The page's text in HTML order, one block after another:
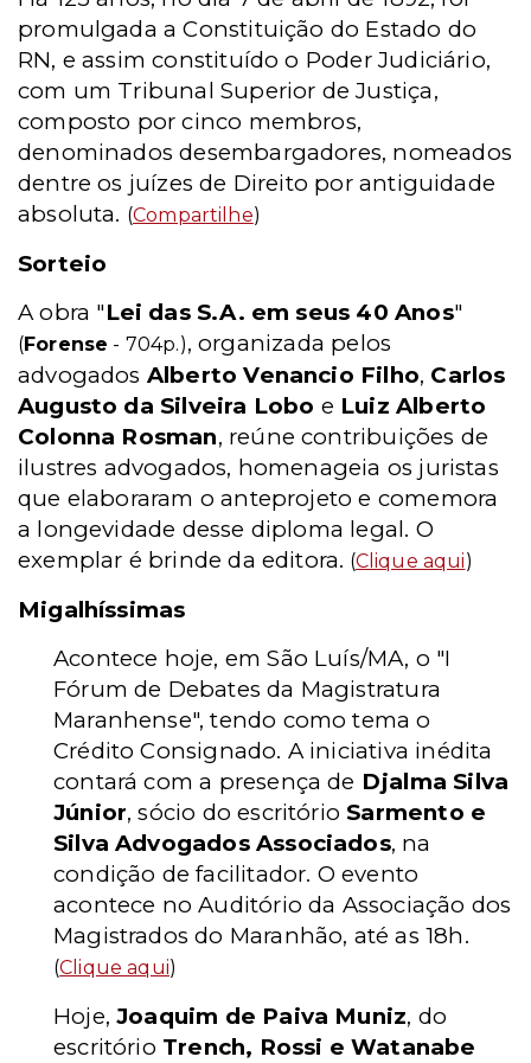
promulgada a Constituição do Estado do
RN, e assim constituído o Poder Judiciário,
com um Tribunal Superior de Justiça,
composto por cinco membros,
denominados desembargadores, nomeados
dentre os juízes de Direito por antiguidade
absoluta. (Compartilhe)
Sorteio
A obra "Lei das S.A. em seus 40 Anos"
(Forense - 704p.), organizada pelos
advogados Alberto Venancio Filho, Carlos
Augusto da Silveira Lobo e Luiz Alberto
Colonna Rosman, reúne contribuições de
ilustres advogados, homenageia os juristas
que elaboraram o anteprojeto e comemora
a longevidade desse diploma legal. O
exemplar é brinde da editora. (Clique aqui)
Migalhíssimas
Acontece hoje, em São Luís/MA, o "I
Fórum de Debates da Magistratura
Maranhense", tendo como tema o
Crédito Consignado. A iniciativa inédita
contará com a presença de Djalma Silva
Júnior, sócio do escritórioSarmento e
Silva Advogados Associados, na
condição de facilitador. O evento
acontece no Auditório da Associação dos
Magistrados do Maranhão, até as 18h.
(Clique aqui)
Hoje,Joaquim de Paiva Muniz, do
escritório Trench, Rossi e Watanabe